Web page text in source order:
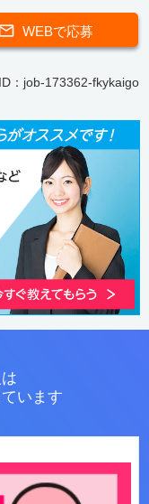
WEBで応募
：job-173362-fkykaigo
います